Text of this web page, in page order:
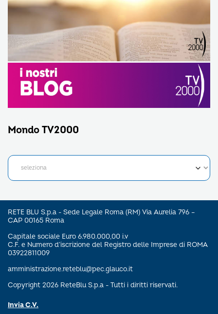
Mondo TV2000
RETE BLU S.p.a - Sede Legale Roma (RM) Via Aurelia 796 –
CAP 00165 Roma
Capitale sociale Euro 6.980.000,00 i.v
C.F. e Numero d’iscrizione del Registro delle Imprese di ROMA
03922811009
amministrazione.reteblu@pec.glauco.it
Copyright 2026 ReteBlu S.p.a - Tutti i diritti riservati.
Invia C.V.